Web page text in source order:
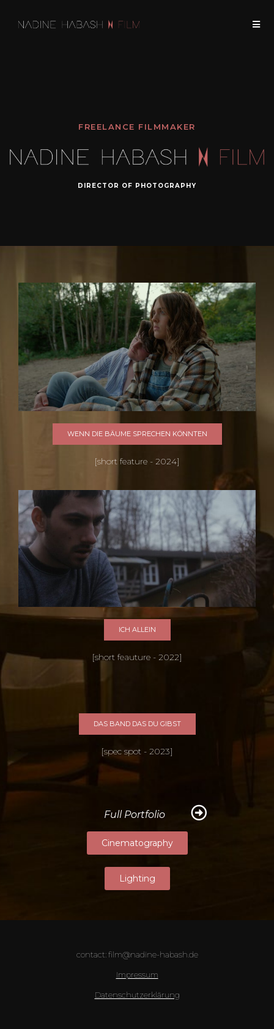
FREELANCE FILMMAKER
DIRECTOR OF PHOTOGRAPHY
WENN DIE BÄUME SPRECHEN KÖNNTEN
[short feature - 2024]
ICH ALLEIN
[short feauture - 2022]
DAS BAND DAS DU GIBST
[spec spot - 2023]
Full Portfolio
Cinematography
Lighting
contact: film@nadine-habash.de
Impressum
Datenschutzerklärung